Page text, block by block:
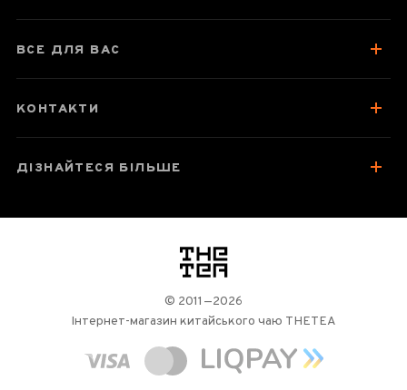
Смак, аромат, колір
Як заварювати
ВСЕ ДЛЯ ВАС
КОНТАКТИ
ДІЗНАЙТЕСЯ БІЛЬШЕ
логотип
© 2011—2026
Інтернет-магазин китайського чаю THETEA